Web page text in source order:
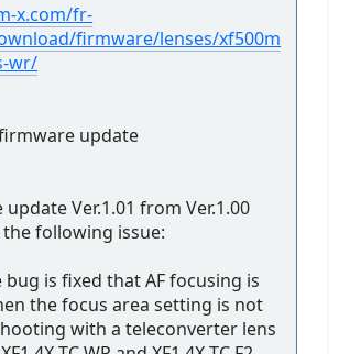
x.com/fr-
firmware/lenses/xf500m
wr/
update
Ver.1.01 from Ver.1.00
following issue:
bug is fixed that AF focusing is
the focus area setting is not
with a teleconverter lens